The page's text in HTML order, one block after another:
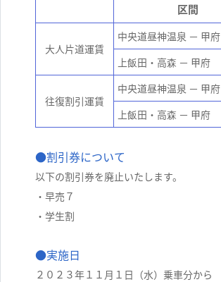
区間
大人片道運賃
中央道昼神温泉 － 甲府
上飯田・高森 － 甲府
往復割引運賃
中央道昼神温泉 － 甲府
上飯田・高森 － 甲府
●割引券について
以下の割引券を廃止いたします。
・早売７
・学生割
●実施日
２０２３年１１月１日（水）乗車分から